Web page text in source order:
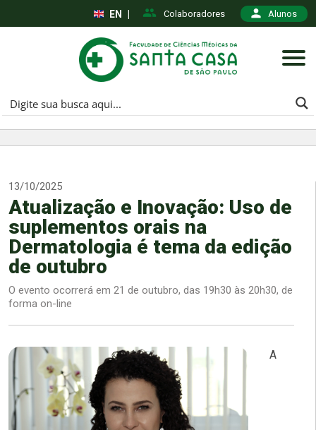
Colaboradores Alunos
EN
13/10/2025
Atualização e Inovação: Uso de
suplementos orais na
Dermatologia é tema da edição
de outubro
O evento ocorrerá em 21 de outubro, das 19h30 às 20h30, de
forma on-line
A